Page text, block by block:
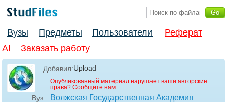
Вузы Предметы Пользователи
Реферат
AI
Заказать работу
Добавил:Upload
Опубликованный материал нарушает ваши авторские
права? Сообщите нам.
Вуз:
Волжская Государственная Академия